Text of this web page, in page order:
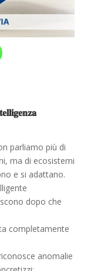
parliamo più di
ma di ecosistemi
e si adattano.
dopo che
completamente
anomalie